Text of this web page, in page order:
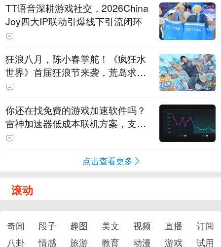
TT语音深耕游戏社交，2026China
Joy四大IP联动引爆线下引流闭环
狂浪八月，陈小春掌舵！《疯狂水
世界》首届狂浪节来袭，荒岛求生
直播即将开启
你还在找免费的游戏加速软件吗？
雷神加速器低成本联机方案，支持
免费试用
点击查看更多
滚动
奇闻 段子 趣图 美文 视频 直播
订阅
八卦
情感 旅游 教育 动漫 游戏 试用